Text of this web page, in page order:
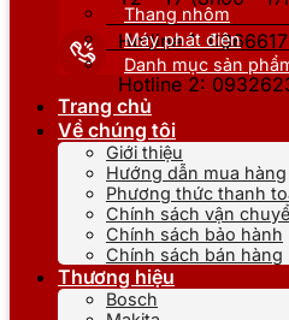
Hotline 1:
Hotline 2:
Thang nhôm
Máy phát điện
Danh mục sản
Trang chủ
Về chúng tôi
Giới thiệu
Hướng dẫn mua hàng
Phương thức thanh
Chính sách vận
Chính sách bảo hành
Chính sách bán hàng
Thương hiệu
Bosch